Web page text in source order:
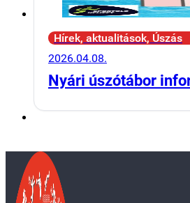
Hírek, aktualitások, Úszás
2026.04.08.
Nyári úszótábor